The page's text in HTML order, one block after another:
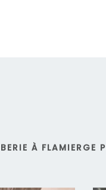
À FLAMIERGE